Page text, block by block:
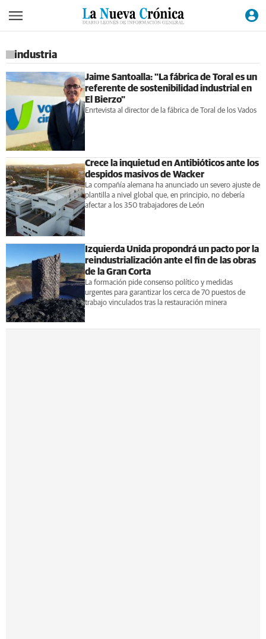
industria
Jaime Santoalla: "La fábrica de Toral es un
referente de sostenibilidad industrial en
El Bierzo"
Enrtevista al director de la fábrica de Toral de los Vados
Crece la inquietud en Antibióticos ante los
despidos masivos de Wacker
La compañía alemana ha anunciado un severo ajuste de
plantilla a nivel global que, en principio, no debería
afectar a los 350 trabajadores de León
Izquierda Unida propondrá un pacto por la
reindustrialización ante el fin de las obras
de la Gran Corta
La formación pide consenso político y medidas
urgentes para garantizar los cerca de 70 puestos de
trabajo vinculados tras la restauración minera